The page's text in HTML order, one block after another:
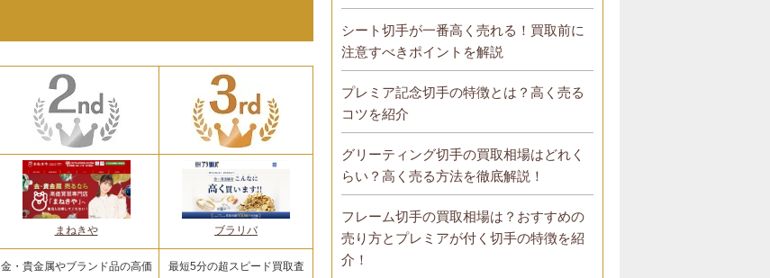
まねきや ブラリバ
金・貴金属やブランド品の高価
最短5分の超スピード買取査
シート切手が一番高く売れる！買取前に
注意すべきポイントを解説
プレミア記念切手の特徴とは？高く売る
コツを紹介
グリーティング切手の買取相場はどれく
らい？高く売る方法を徹底解説！
フレーム切手の買取相場は？おすすめの
売り方とプレミアが付く切手の特徴を紹
介！